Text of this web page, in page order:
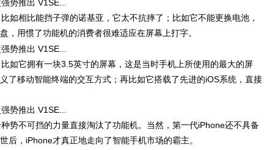
如相比能挡子弹的诺基亚，它太不抗摔了；比如它不能更换电池，
，用惯了功能机的消费者很难适应在屏幕上打字。
如它拥有一块3.5英寸的屏幕，这是当时手机上所使用的最大的屏
了移动智能终端的交互方式；再比如它搭载了先进的iOS系统，直接
势不可挡的力量直接淘汰了功能机。当然，第一代iPhone还不具备
后，iPhone才真正地走向了智能手机市场的霸主。